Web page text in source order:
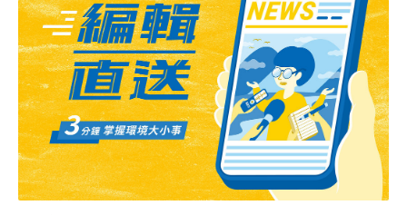
召開跨領域專家會議，針對野化水牛動物福祉、絲圍籬設
置及牛群存續等議題進行討論，會議結論中，專家建議將
刺鐵網全數更換為電牧器，並希望陽管處於2周內提出具
體更換計畫及期程。陽管處發言人張順發解釋，電牧器為
高電壓、低電流的鐵絲，專家認為水牛碰到會有疼痛感，
但不會造成身體上的傷害，因民眾對刺鐵網觀感不好，研
議將靠近中央步道的刺鐵網改為電牧器，目前還在研議更
換計畫的執行內容。